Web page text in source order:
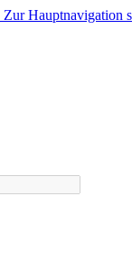
Zur Hauptnavigation